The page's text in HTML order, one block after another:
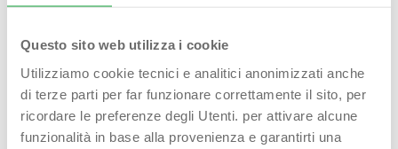
Questo sito web utilizza i cookie
Utilizziamo cookie tecnici e analitici anonimizzati anche
di terze parti per far funzionare correttamente il sito, per
ricordare le preferenze degli Utenti. per attivare alcune
funzionalità in base alla provenienza e garantirti una
CANALISSIMA
COMPONIBILE
L 80 cm
Read more
COMPONIBILE
L 90 cm
Read more